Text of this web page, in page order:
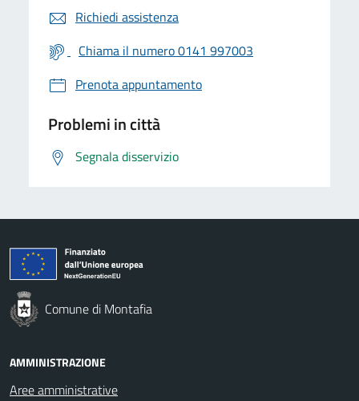
Richiedi assistenza
Chiama il numero 0141 997003
Prenota appuntamento
Problemi in città
Segnala disservizio
Comune di Montafia
AMMINISTRAZIONE
Aree amministrative